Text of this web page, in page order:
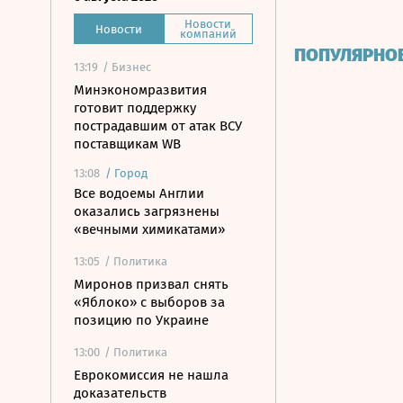
Новости Новости
компаний
13:19 / Бизнес
Минэкономразвития
готовит поддержку
пострадавшим от атак ВСУ
поставщикам WB
13:08 / Город
Все водоемы Англии
оказались загрязнены
«вечными химикатами»
13:05 / Политика
Миронов призвал снять
«Яблоко» с выборов за
позицию по Украине
13:00 / Политика
Еврокомиссия не нашла
доказательств